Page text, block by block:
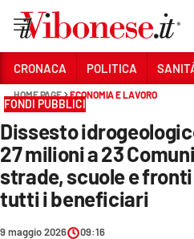
Sezioni
CRONACA
POLITICA
SANITÀ
AMBIENTE
CRONACA POLITICA
HOME PAGE ECONOMIA E LAVORO
FONDI PUBBLICI
Dissesto
27 milioni a 23
strade, scuole e
tutti i beneficiari
9 maggio 2026 09:16